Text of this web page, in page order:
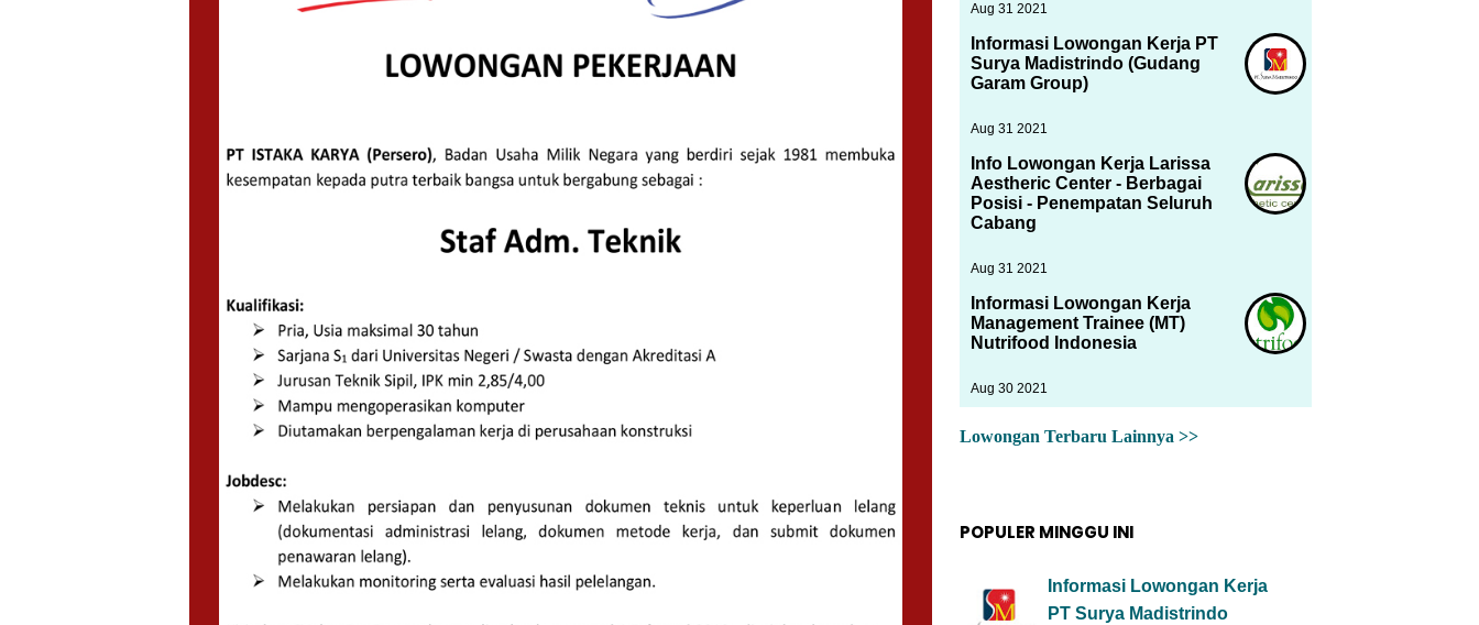
Aug 31 2021
Informasi Lowongan Kerja PT
Surya Madistrindo (Gudang
Garam Group)
Aug 31 2021
Info Lowongan Kerja Larissa
Aestheric Center - Berbagai
Posisi - Penempatan Seluruh
Cabang
Aug 31 2021
Informasi Lowongan Kerja
Management Trainee (MT)
Nutrifood Indonesia
Aug 30 2021
Lowongan Terbaru Lainnya >>
POPULER MINGGU INI
Informasi Lowongan Kerja
PT Surya Madistrindo